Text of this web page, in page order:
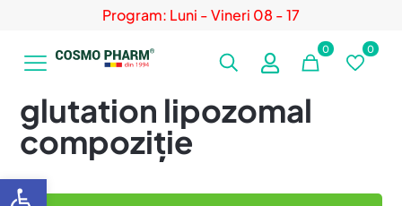
Program: Luni - Vineri 08 - 17
0 0
glutation lipozomal
compoziție
Deschide bara de unelte